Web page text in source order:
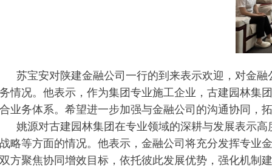
苏宝安对陕建金融公司一行的到来表示欢迎，对金
务情况。他表示，作为集团专业施工企业，古建园林集
合业务体系。希望进一步加强与金融公司的沟通协同，
姚源对古建园林集团在专业领域的深耕与发展表示
战略等方面的情况。他表示，金融公司将充分发挥专业
双方聚焦协同增效目标，依托彼此发展优势，强化机制